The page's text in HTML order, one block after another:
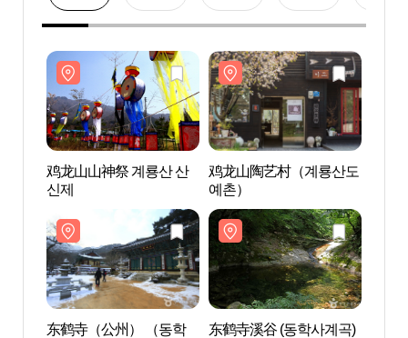
鸡龙山山神祭 계룡산 산
신제
鸡龙山陶艺村（계룡산도
예촌）
东鹤寺（公州） （동학
东鹤寺溪谷 (동학사계곡)